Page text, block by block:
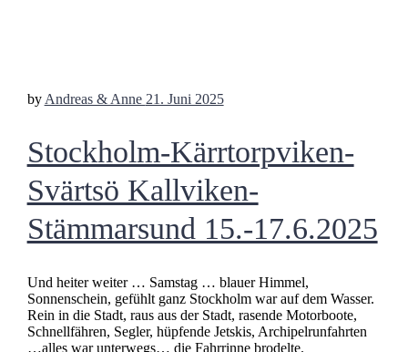
by Andreas & Anne 21. Juni 2025
Stockholm-Kärrtorpviken-
Svärtsö Kallviken-
Stämmarsund 15.-17.6.2025
Und heiter weiter … Samstag … blauer Himmel,
Sonnenschein, gefühlt ganz Stockholm war auf dem Wasser.
Rein in die Stadt, raus aus der Stadt, rasende Motorboote,
Schnellfähren, Segler, hüpfende Jetskis, Archipelrunfahrten
…alles war unterwegs… die Fahrrinne brodelte.